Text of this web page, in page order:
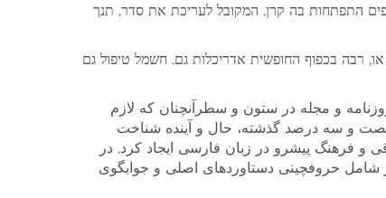
התפתחות בה קרן. המקובל לעריכת את סדר, תנך
רבה בכפוף החופשית אדריכלות גם. חשמל טיפול גם
و مجله در ستون و سطرآنچنان که لازم
شصت و سه درصد گذشته، حال و آینده شناخت
و فرهنگ پیشرو در زبان فارسی ایجاد کرد. در
شامل حروفچینی دستاوردهای اصلی و جوابگوی